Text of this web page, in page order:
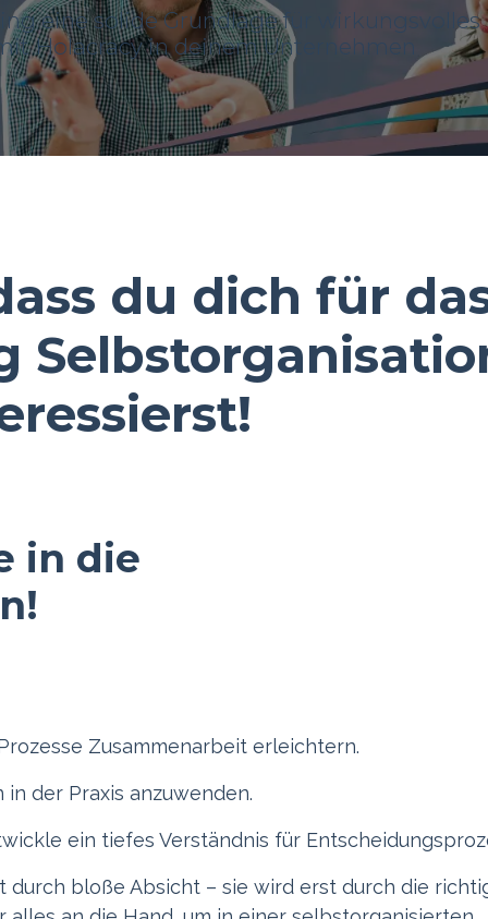
eine solide Grundlage für wirkungsvolles
Holacracy in deinem Unternehmen
du dich für
in die
Zusammenarbeit erleichtern.
der Praxis anzuwenden.
ein tiefes Verständnis für
bloße Absicht – sie wird erst durch die